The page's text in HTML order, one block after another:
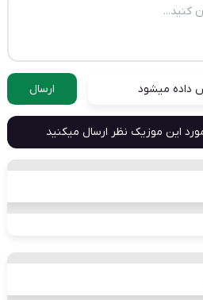
داده میشود ارسال
این موزیک نظر ارسال میکنید